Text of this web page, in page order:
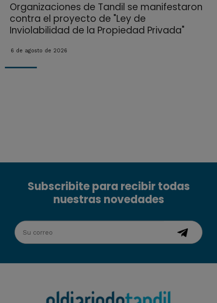
Organizaciones de Tandil se manifestaron
contra el proyecto de "Ley de
Inviolabilidad de la Propiedad Privada"
6 de agosto de 2026
Subscribite para recibir todas
nuestras novedades